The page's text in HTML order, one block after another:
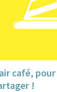
café,
!